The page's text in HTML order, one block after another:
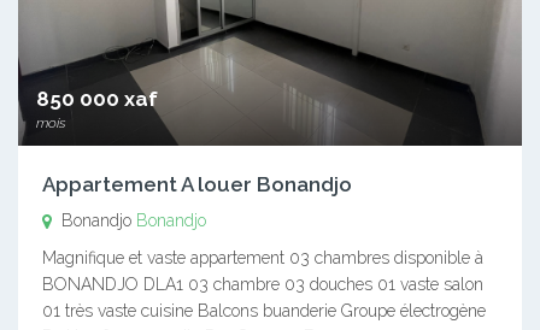
850 000 xaf
mois
Appartement A louer Bonandjo
Bonandjo Bonandjo
Magnifique et vaste appartement 03 chambres disponible à
BONANDJO DLA1 03 chambre 03 douches 01 vaste salon
01 très vaste cuisine Balcons buanderie Groupe électrogène